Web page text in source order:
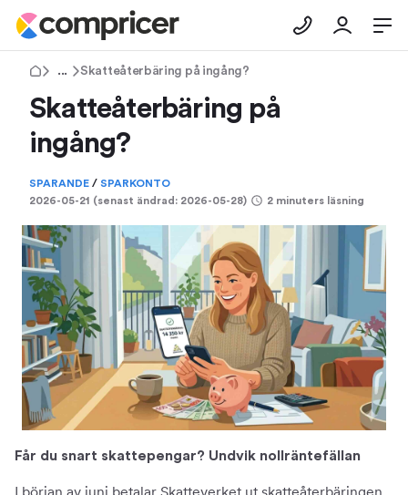
Tips & Råd
Skatteåterbäring på ingång?
Skatteåterbäring på
ingång?
SPARANDE / SPARKONTO
2026-05-21 (senast ändrad: 2026-05-28) 2 minuters läsning
Får du snart skattepengar? Undvik nollräntefällan